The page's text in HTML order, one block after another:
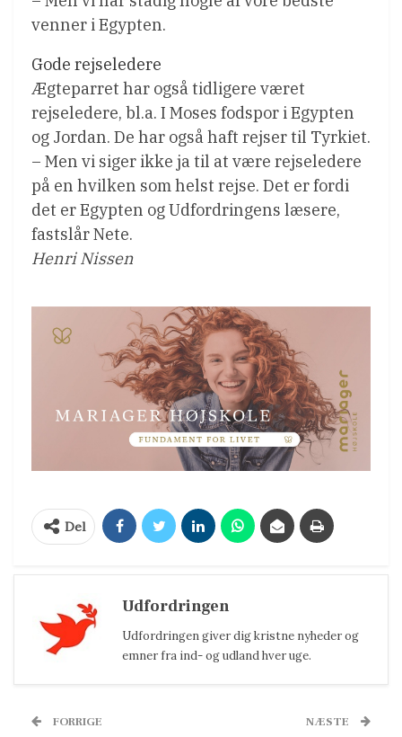
venner i Egypten.
Gode rejseledere
Ægteparret har også tidligere været
rejseledere, bl.a. I Moses fodspor i Egypten
og Jordan. De har også haft rejser til Tyrkiet.
– Men vi siger ikke ja til at være rejseledere
på en hvilken som helst rejse. Det er fordi
det er Egypten og Udfordringens læsere,
fastslår Nete.
Henri Nissen
Del
Udfordringen
Udfordringen giver dig kristne nyheder og
emner fra ind- og udland hver uge.
FORRIGE NÆSTE